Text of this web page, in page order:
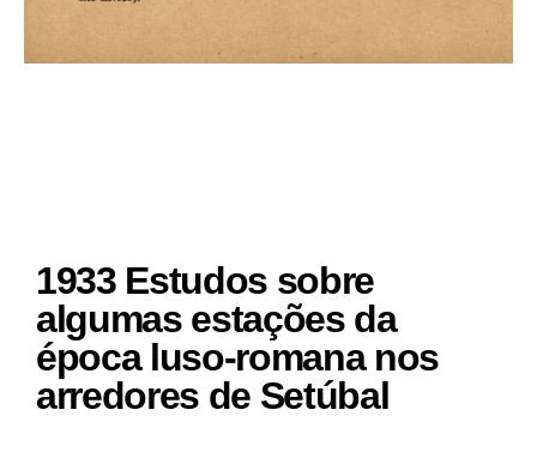
1933 Estudos sobre
algumas estações da
época luso-romana nos
arredores de Setúbal